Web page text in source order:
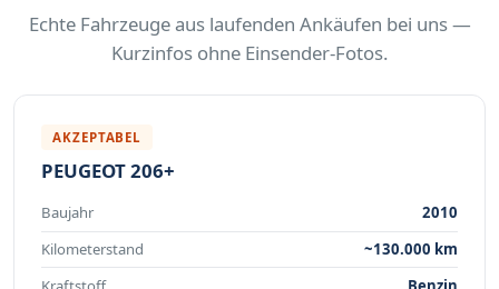
Echte Fahrzeuge aus laufenden Ankäufen bei uns —
Kurzinfos ohne Einsender-Fotos.
AKZEPTABEL
PEUGEOT 206+
Baujahr
2010
Kilometerstand
~130.000 km